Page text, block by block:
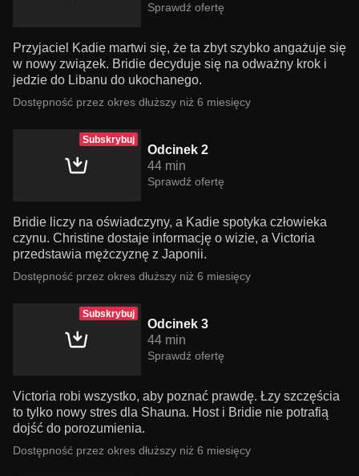
Sprawdź ofertę
Przyjaciel Kadie martwi się, że ta zbyt szybko angażuje się
w nowy związek. Bridie decyduje się na odważny krok i
jedzie do Libanu do ukochanego.
Dostępność przez okres dłuższy niż 6 miesięcy
Subskrybuj
Odcinek 2
44 min
Sprawdź ofertę
Bridie liczy na oświadczyny, a Kadie spotyka człowieka
czynu. Christine dostaje informację o wizie, a Victoria
przedstawia mężczyznę z Japonii.
Dostępność przez okres dłuższy niż 6 miesięcy
Subskrybuj
Odcinek 3
44 min
Sprawdź ofertę
Victoria robi wszystko, aby poznać prawdę. Łzy szczęścia
to tylko nowy stres dla Shauna. Host i Bridie nie potrafią
dojść do porozumienia.
Dostępność przez okres dłuższy niż 6 miesięcy